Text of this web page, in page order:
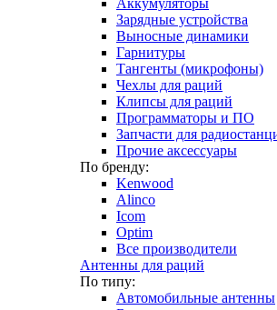
Зарядные устройства
Выносные динамики
Гарнитуры
Тангенты (микрофоны)
Чехлы для раций
Клипсы для раций
Программаторы и ПО
Запчасти для
Прочие аксессуары
По бренду:
Kenwood
Alinco
Icom
Optim
Все производители
Антенны для раций
По типу:
Автомобильные антенны